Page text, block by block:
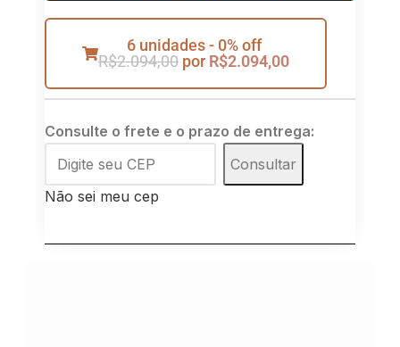
6 unidades - 0% off
R$2.094,00 por R$2.094,00
Consulte o frete e o prazo de entrega:
Consultar
Não sei meu cep